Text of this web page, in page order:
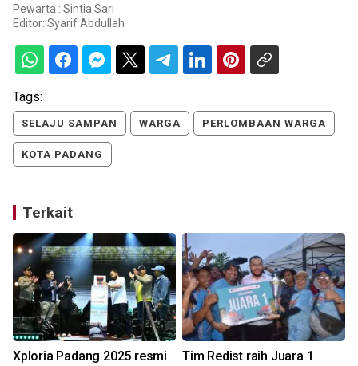
Pewarta : Sintia Sari
Editor: Syarif Abdullah
Tags:
SELAJU SAMPAN WARGA PERLOMBAAN WARGA
KOTA PADANG
Terkait
Xploria Padang 2025 resmi
Tim Redist raih Juara 1